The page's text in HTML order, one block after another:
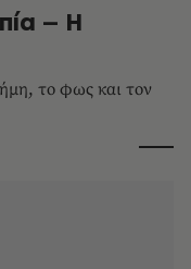
– Η
το φως και τον